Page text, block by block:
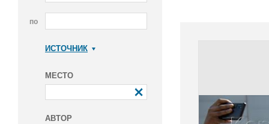
по
ИСТОЧНИК
МЕСТО
АВТОР